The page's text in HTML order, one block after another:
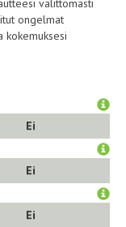
välittömästi
kokemuksesi
Ei
Ei
Ei